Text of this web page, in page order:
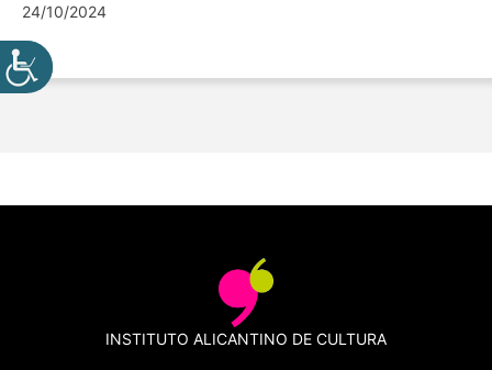
24/10/2024
INSTITUTO ALICANTINO DE CULTURA